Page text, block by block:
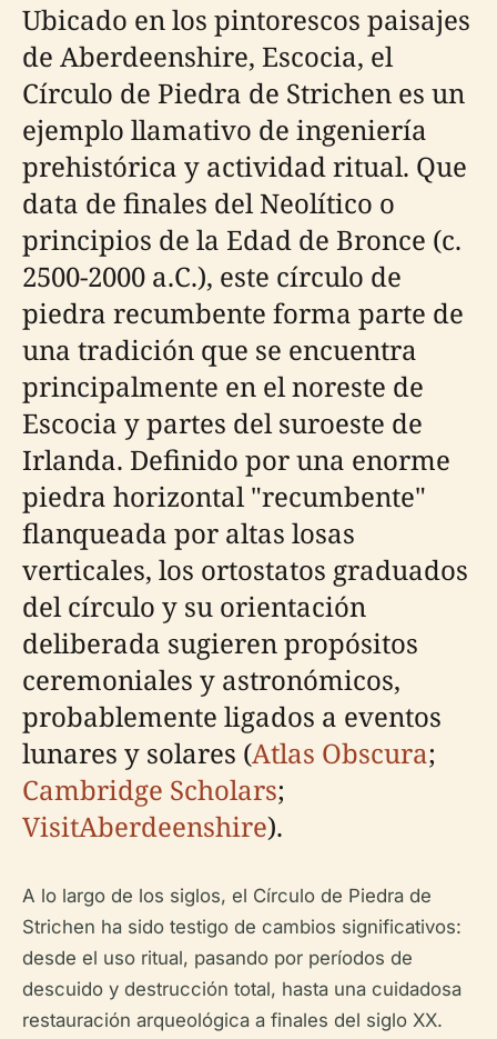
Ubicado en los pintorescos paisajes
de Aberdeenshire, Escocia, el
Círculo de Piedra de Strichen es un
ejemplo llamativo de ingeniería
prehistórica y actividad ritual. Que
data de finales del Neolítico o
principios de la Edad de Bronce (c.
2500-2000 a.C.), este círculo de
piedra recumbente forma parte de
una tradición que se encuentra
principalmente en el noreste de
Escocia y partes del suroeste de
Irlanda. Definido por una enorme
piedra horizontal "recumbente"
flanqueada por altas losas
verticales, los ortostatos graduados
del círculo y su orientación
deliberada sugieren propósitos
ceremoniales y astronómicos,
probablemente ligados a eventos
lunares y solares (Atlas Obscura;
Cambridge Scholars;
VisitAberdeenshire).
A lo largo de los siglos, el Círculo de Piedra de
Strichen ha sido testigo de cambios significativos:
desde el uso ritual, pasando por períodos de
descuido y destrucción total, hasta una cuidadosa
restauración arqueológica a finales del siglo XX.